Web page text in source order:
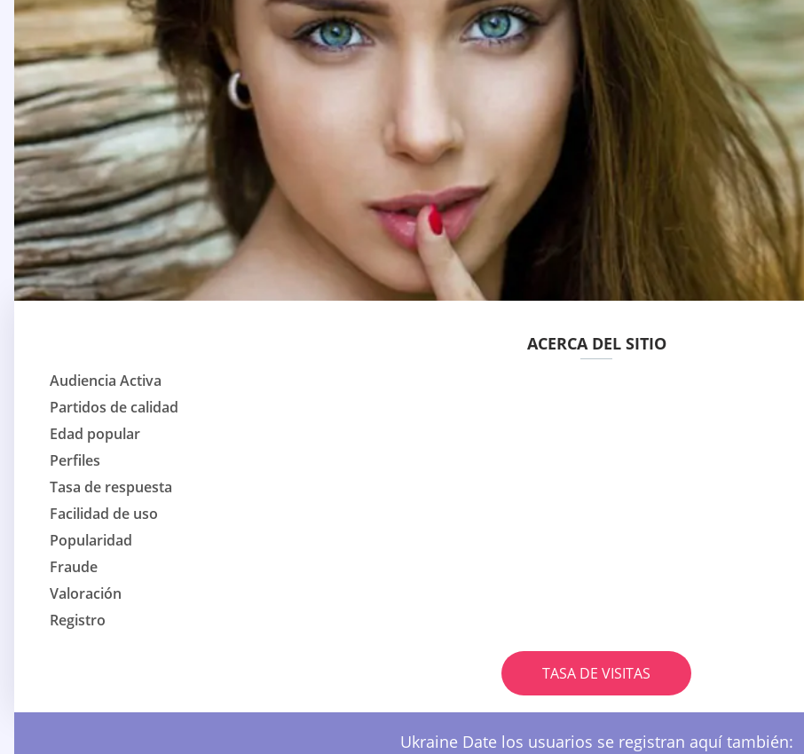
ACERCA DEL SITIO
Audiencia Activa
Partidos de calidad
Edad popular
Perfiles
Tasa de respuesta
Facilidad de uso
Popularidad
Fraude
Valoración
Registro
TASA DE VISITAS
Ukraine Date los usuarios se registran aquí también: